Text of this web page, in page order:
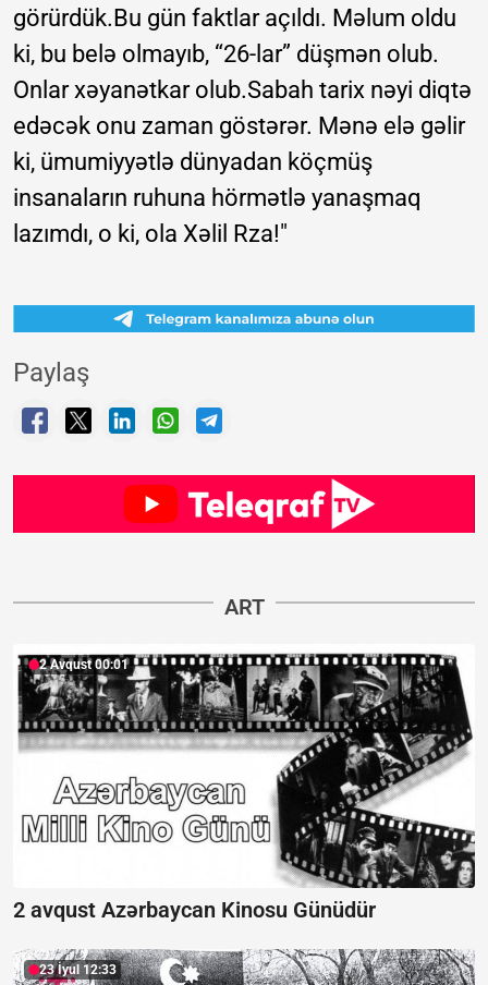
görürdük.Bu gün faktlar açıldı. Məlum oldu
ki, bu belə olmayıb, “26-lar” düşmən olub.
Onlar xəyanətkar olub.Sabah tarix nəyi diqtə
edəcək onu zaman göstərər. Mənə elə gəlir
ki, ümumiyyətlə dünyadan köçmüş
insanaların ruhuna hörmətlə yanaşmaq
lazımdı, o ki, ola Xəlil Rza!"
Paylaş
ART
2 Avqust 00:01
2 avqust Azərbaycan Kinosu Günüdür
23 İyul 12:33